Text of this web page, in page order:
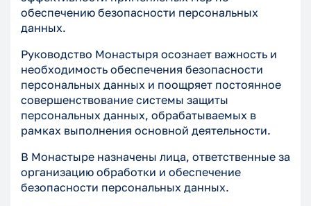
обеспечению безопасности персональных
данных.
Руководство Монастыря осознает важность и
необходимость обеспечения безопасности
персональных данных и поощряет постоянное
совершенствование системы защиты
персональных данных, обрабатываемых в
рамках выполнения основной деятельности.
В Монастыре назначены лица, ответственные за
организацию обработки и обеспечение
безопасности персональных данных.